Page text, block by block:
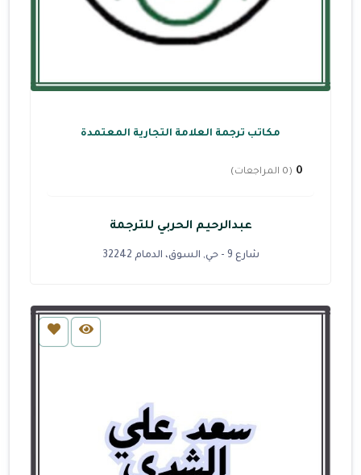
مكاتب ترجمة العلامة التجارية المعتمدة
0 (0 المراجعات)
عبدالرحيم الحربي للترجمة
شارع 9 - حي, السوق، الدمام 32242